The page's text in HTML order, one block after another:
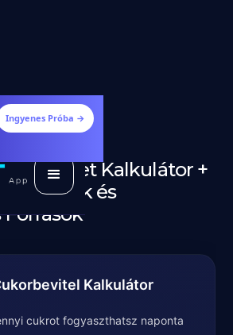
Ingyenes Próba →
Kalkulátor +
és
Források
Kalkulátor
cukrot fogyaszthatsz naponta